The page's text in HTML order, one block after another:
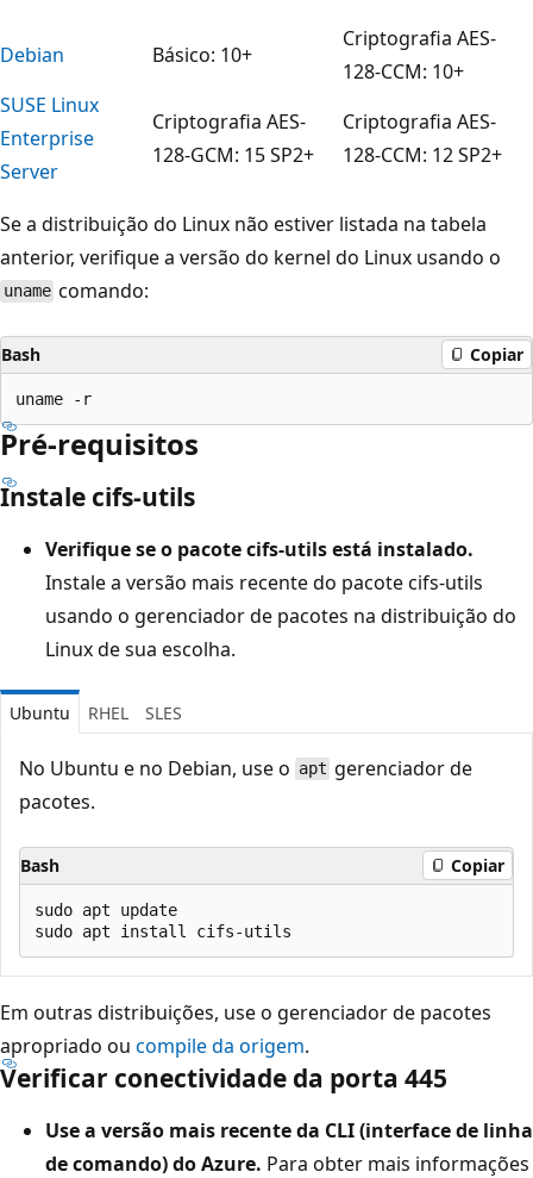
Debian Básico: 10+
Criptografia AES-
128-CCM: 10+
SUSE Linux
Enterprise
Server
Criptografia AES-
128-GCM: 15 SP2+
Criptografia AES-
128-CCM: 12 SP2+
Se a distribuição do Linux não estiver listada na tabela
anterior, verifique a versão do kernel do Linux usando o
uname comando:
Bash Copiar
Pré-requisitos
Instale cifs-utils
Verifique se o pacote cifs-utils está instalado.
Instale a versão mais recente do pacote cifs-utils
usando o gerenciador de pacotes na distribuição do
Linux de sua escolha.
Ubuntu RHEL SLES
No Ubuntu e no Debian, use o apt gerenciador de
pacotes.
Bash Copiar
sudo apt update
Em outras distribuições, use o gerenciador de pacotes
apropriado ou compile da origem.
Verificar conectividade da porta 445
Use a versão mais recente da CLI (interface de linha
de comando) do Azure. Para obter mais informações